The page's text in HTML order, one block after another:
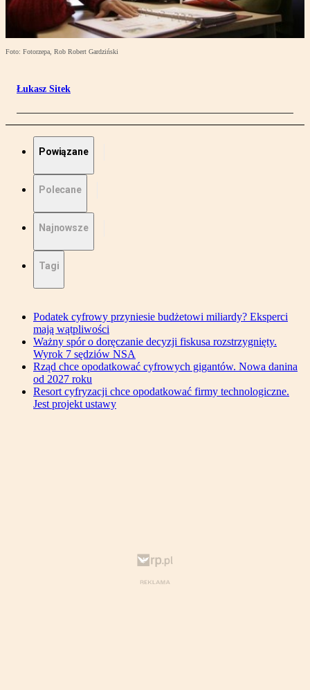
Foto: Fotorzepa, Rob Robert Gardziński
Łukasz Sitek
Powiązane
Polecane
Najnowsze
Tagi
Podatek cyfrowy przyniesie budżetowi miliardy? Eksperci
mają wątpliwości
Ważny spór o doręczanie decyzji fiskusa rozstrzygnięty.
Wyrok 7 sędziów NSA
Rząd chce opodatkować cyfrowych gigantów. Nowa danina
od 2027 roku
Resort cyfryzacji chce opodatkować firmy technologiczne.
Jest projekt ustawy